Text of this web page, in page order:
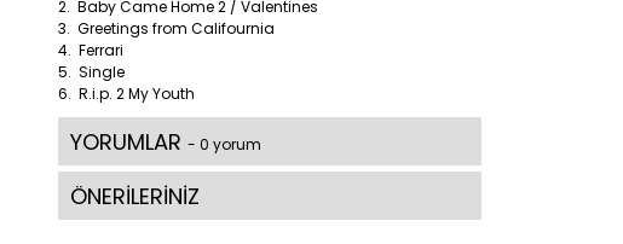
2. Baby Came Home 2 / Valentines
3. Greetings from Califournia
4. Ferrari
5. Single
6. R.i.p. 2 My Youth
YORUMLAR - 0 yorum
ÖNERİLERİNİZ